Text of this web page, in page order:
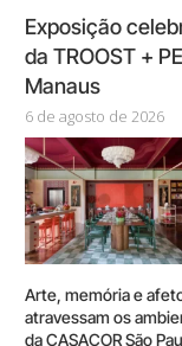
Exposição
da TROOST +
Manaus
6 de agosto de 2026
Arte, memória e
atravessam os
da CASACOR São